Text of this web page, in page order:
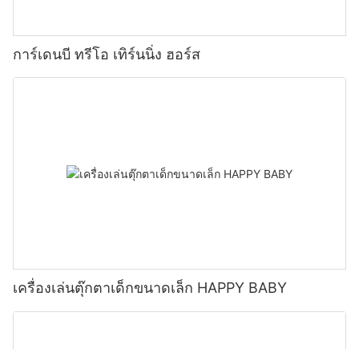
การ์เดนบี ทรีโอ เทิร์นนิ่ง ฮอร์ส
เครื่องเล่นตุ๊กตาเด็กขนาดเล็ก HAPPY BABY